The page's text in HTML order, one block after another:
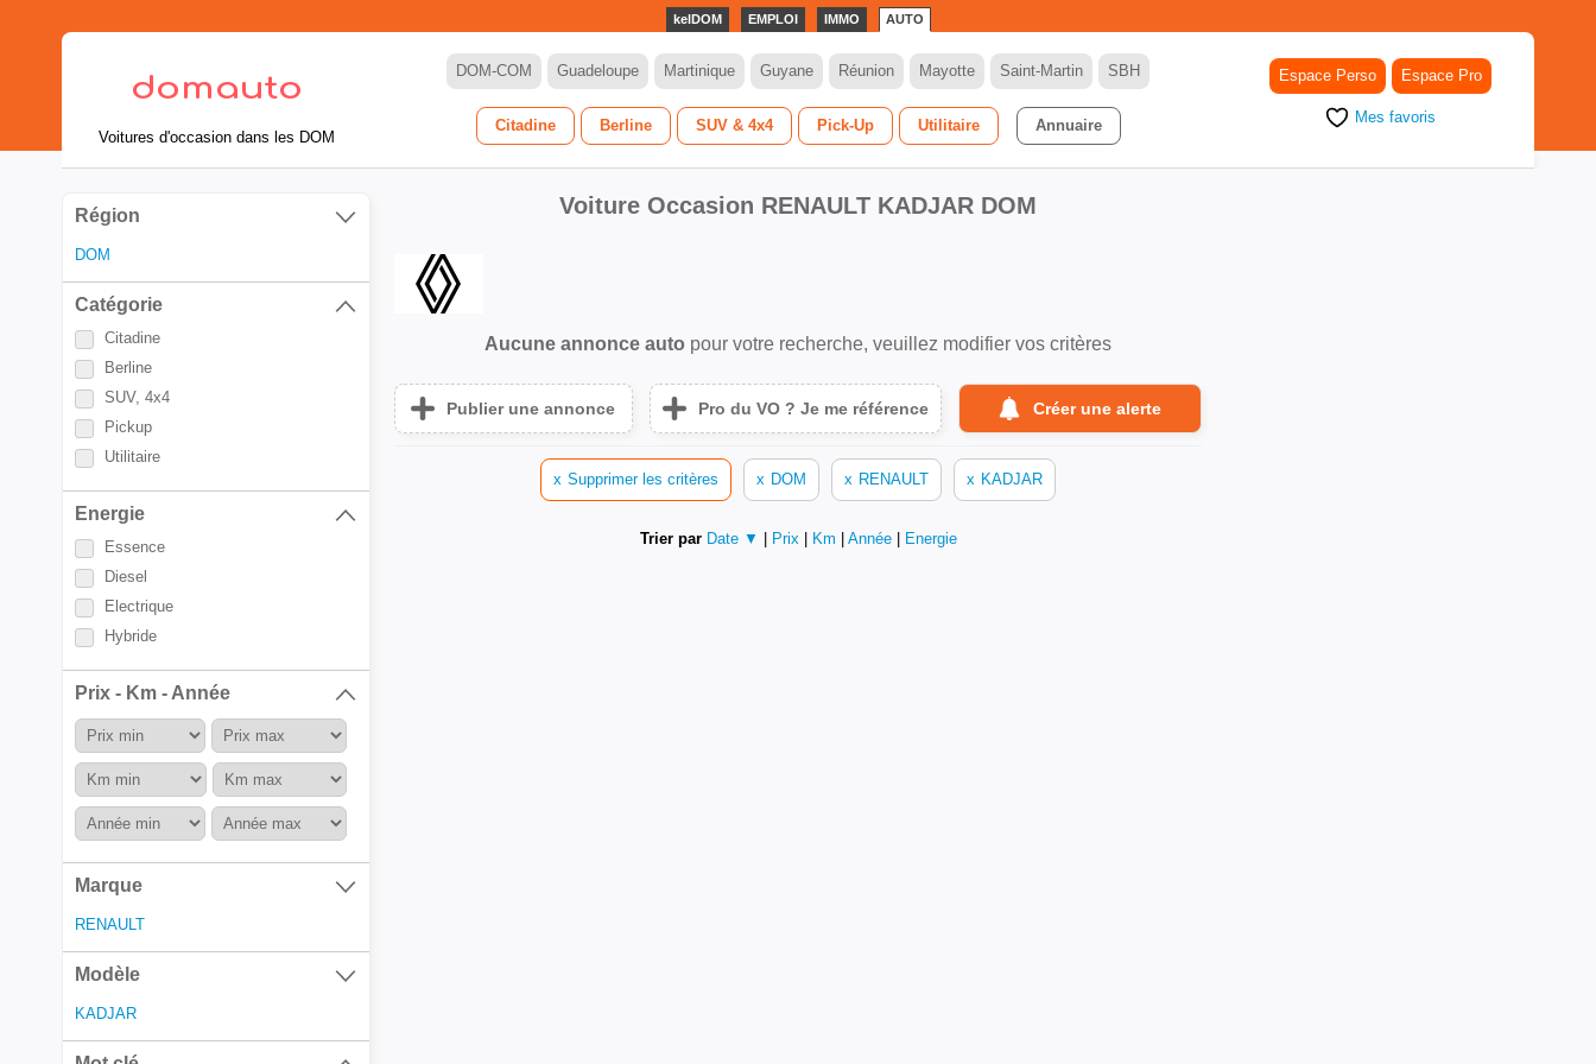
kelDOM EMPLOI IMMO AUTO
Voitures d'occasion dans les DOM
DOM-COM Guadeloupe Martinique Guyane Réunion Mayotte Saint-Martin SBH
Citadine Berline SUV & 4x4 Pick-Up Utilitaire Annuaire
Espace Perso Espace Pro
Mes favoris
Région
DOM
Catégorie
Citadine
Berline
SUV, 4x4
Pickup
Utilitaire
Energie
Essence
Diesel
Electrique
Hybride
Prix - Km - Année
Marque
RENAULT
Modèle
KADJAR
Voiture Occasion RENAULT KADJAR DOM
Aucune annonce auto pour votre recherche, veuillez modifier vos critères
Publier une annonce Pro du VO ? Je me référence Créer une alerte
x Supprimer les critères x DOM x RENAULT x KADJAR
Trier par Date ▼ Prix Km Année Energie